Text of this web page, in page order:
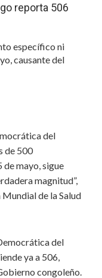
reporta 506
específico ni
causante del
del
de 500
mayo, sigue
magnitud”,
de la Salud
del
ya a 506,
congoleño.